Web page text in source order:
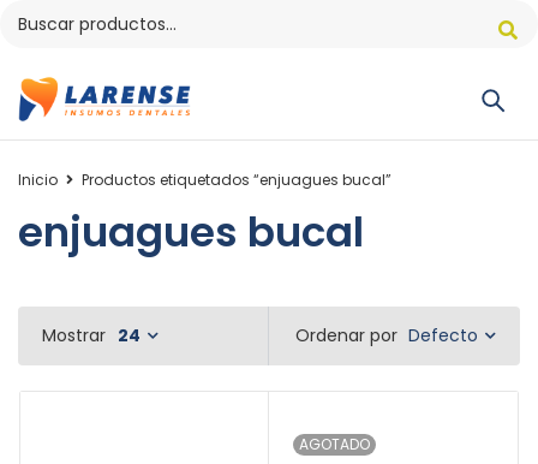
Inicio Productos etiquetados “enjuagues bucal”
enjuagues bucal
Ordenar por Defecto
Mostrar 24
AGOTADO